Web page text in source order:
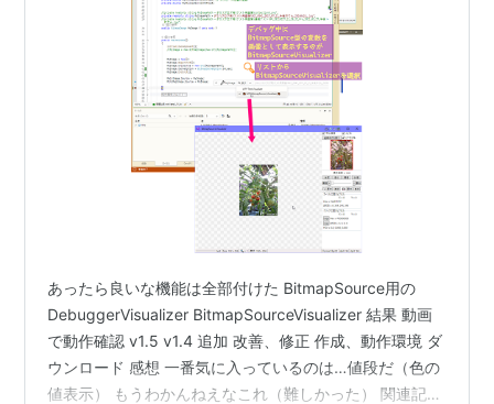
あったら良いな機能は全部付けた BitmapSource用の
DebuggerVisualizer BitmapSourceVisualizer 結果 動画
で動作確認 v1.5 v1.4 追加 改善、修正 作成、動作環境 ダ
ウンロード 感想 一番気に入っているのは…値段だ（色の
値表示） もうわかんねえなこれ（難しかった） 関連記事